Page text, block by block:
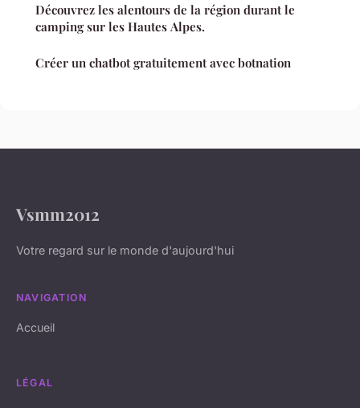
Découvrez les alentours de la région durant le
camping sur les Hautes Alpes.
Créer un chatbot gratuitement avec botnation
Vsmm2012
Votre regard sur le monde d'aujourd'hui
NAVIGATION
Accueil
LÉGAL